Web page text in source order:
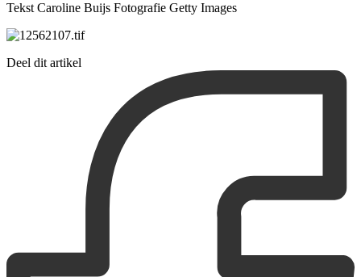
Tekst Caroline Buijs Fotografie Getty Images
Deel dit artikel